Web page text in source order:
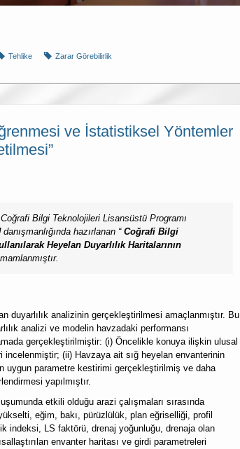
Tehlike Zarar Görebilirlik
ve İstatistiksel Yöntemler
Bilgi Teknolojileri Lisansüstü Programı
danışmanlığında hazırlanan “ Coğrafi Bilgi
Heyelan Duyarlılık Haritalarının
duyarlılık analizinin gerçekleştirilmesi amaçlanmıştır. Bu
analizi ve modelin havzadaki performansı
gerçekleştirilmiştir: (i) Öncelikle konuya ilişkin ulusal
incelenmiştir; (ii) Havzaya ait sığ heyelan envanterinin
uygun parametre kestirimi gerçekleştirilmiş ve daha
yapılmıştır.
etkili olduğu arazi çalışmaları sırasında
eğim, bakı, pürüzlülük, plan eğriselliği, profil
indeksi, LS faktörü, drenaj yoğunluğu, drenaja olan
envanter haritası ve girdi parametreleri